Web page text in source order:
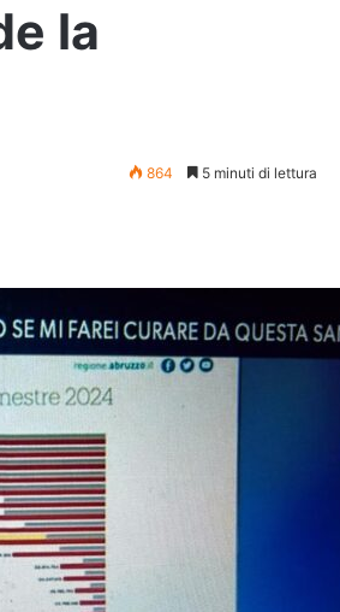
la
864 5 minuti di lettura